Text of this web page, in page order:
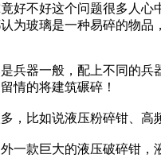
好不好这个问题很多人
为玻璃是一种易碎的物品
兵器一般，配上不同的
情的将建筑碾碎！
，比如说液压粉碎钳、高
一款巨大的液压破碎钳